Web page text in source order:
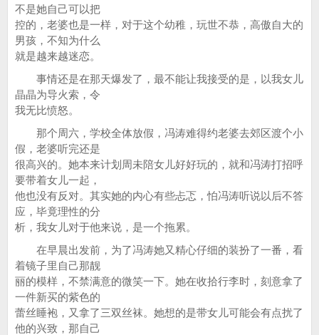
不是她自己可以把
控的，老婆也是一样，对于这个幼稚，玩世不恭，高傲自大的
男孩，不知为什么
就是越来越迷恋。
事情还是在那天爆发了，最不能让我接受的是，以我女儿
晶晶为导火索，令
我无比愤怒。
那个周六，学校全体放假，冯涛难得约老婆去郊区渡个小
假，老婆听完还是
很高兴的。她本来计划周未陪女儿好好玩的，就和冯涛打招呼
要带着女儿一起，
他也没有反对。其实她的内心有些忐忑，怕冯涛听说以后不答
应，毕竟理性的分
析，我女儿对于他来说，是一个拖累。
在早晨出发前，为了冯涛她又精心仔细的装扮了一番，看
着镜子里自己那靓
丽的模样，不禁满意的微笑一下。她在收拾行李时，刻意拿了
一件新买的紫色的
蕾丝睡袍，又拿了三双丝袜。她想的是带女儿可能会有点扰了
他的兴致，那自己